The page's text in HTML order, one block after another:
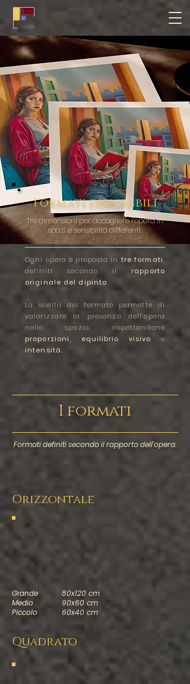
Formati disponibili
Tre dimensioni per accogliere l’opera in
spazi e sensibilità differenti.
Ogni opera è proposta in tre formati,
definiti secondo il rapporto
originale del dipinto.
La scelta del formato permette di
valorizzare la presenza dell’opera
nello spazio, rispettandone
proporzioni,
equilibrio visivo e
intensità.
I formati
Formati definiti secondo il rapporto dell’opera.
Orizzontale
Grande
Medio
Piccolo
80x120 cm
90x60 cm
60x40 cm
Quadrato